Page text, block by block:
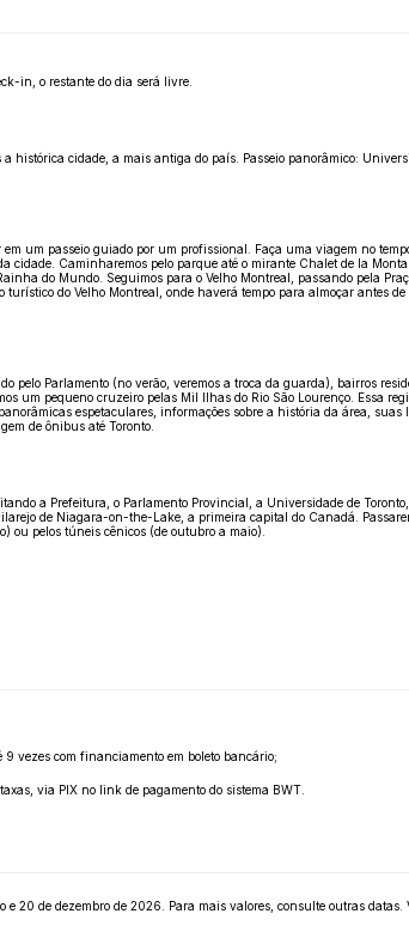
in, o restante do dia será livre.
histórica cidade, a mais antiga do país. Passeio panorâmico:
um passeio guiado por um profissional. Faça uma viagem no
cidade. Caminharemos pelo parque até o mirante Chalet de la
do Mundo. Seguimos para o Velho Montreal, passando pela
turístico do Velho Montreal, onde haverá tempo para almoçar
pelo Parlamento (no verão, veremos a troca da guarda), bairros
um pequeno cruzeiro pelas Mil Ilhas do Rio São Lourenço. Essa
espetaculares, informações sobre a história da área,
de ônibus até Toronto.
a Prefeitura, o Parlamento Provincial, a Universidade de
de Niagara-on-the-Lake, a primeira capital do Canadá.
ou pelos túneis cênicos (de outubro a maio).
vezes com financiamento em boleto bancário;
via PIX no link de pagamento do sistema BWT.
20 de dezembro de 2026. Para mais valores, consulte outras